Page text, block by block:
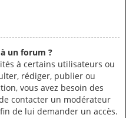
un forum ?
à certains utilisateurs ou
rédiger, publier ou
vous avez besoin des
contacter un modérateur
de lui demander un accès.